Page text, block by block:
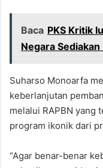
Baca PKS Kritik
Negara
Suharso Monoarfa
keberlanjutan
melalui RAPBN yang
program ikonik dari
“Agar benar-benar